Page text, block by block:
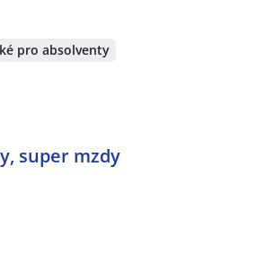
pro absolventy
super mzdy